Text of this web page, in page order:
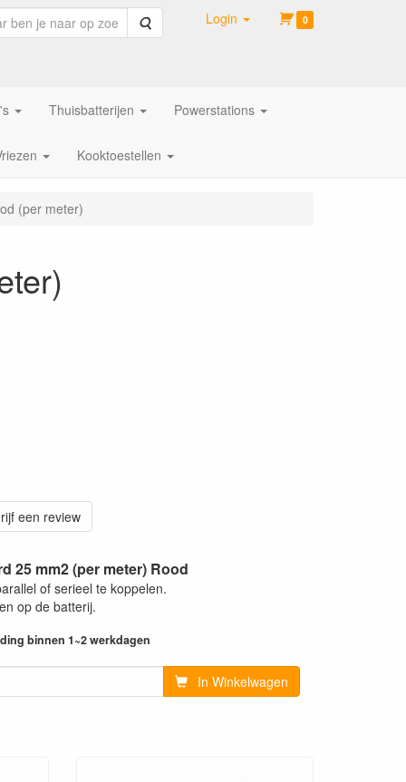
Zoeken Login 0
Thuisbatterijen Powerstations
Kooktoestellen
(per meter)
een review
25 mm2 (per meter) Rood
of serieel te koppelen.
op de batterij.
binnen 1~2 werkdagen
In Winkelwagen